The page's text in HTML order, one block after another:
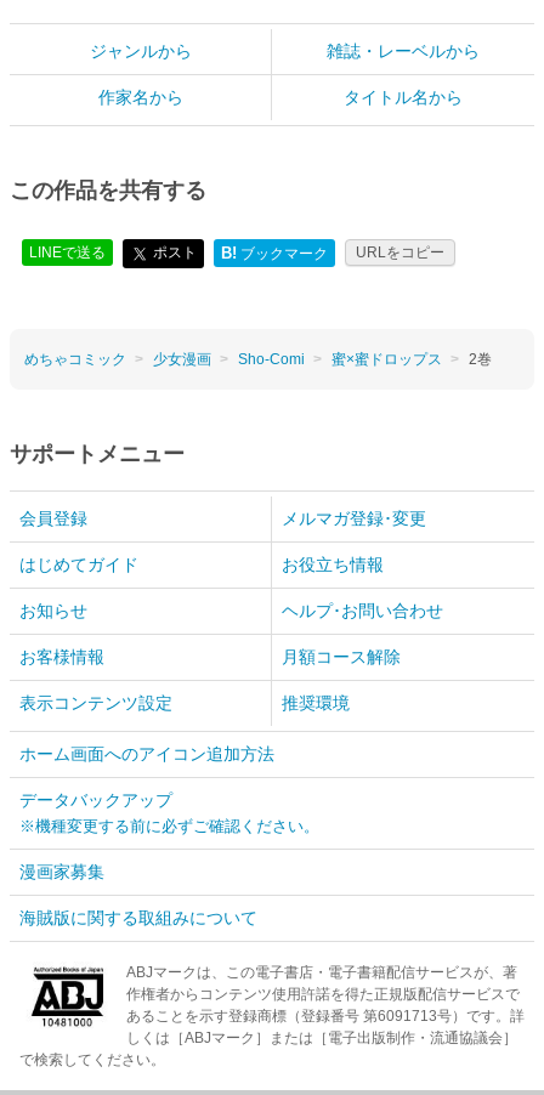
ジャンルから 雑誌・レーベルから
作家名から タイトル名から
この作品を共有する
LINEで送る ポスト B! ブックマーク URLをコピー
めちゃコミック 少女漫画 Sho-Comi 蜜×蜜ドロップス 2巻
サポートメニュー
会員登録 メルマガ登録･変更
はじめてガイド お役立ち情報
お知らせ ヘルプ･お問い合わせ
お客様情報 月額コース解除
表示コンテンツ設定 推奨環境
ホーム画面へのアイコン追加方法
データバックアップ
※機種変更する前に必ずご確認ください。
漫画家募集
海賊版に関する取組みについて
ABJマークは、この電子書店・電子書籍配信サービスが、著
作権者からコンテンツ使用許諾を得た正規版配信サービスで
あることを示す登録商標（登録番号 第6091713号）です。詳
しくは［ABJマーク］または［電子出版制作・流通協議会］
で検索してください。